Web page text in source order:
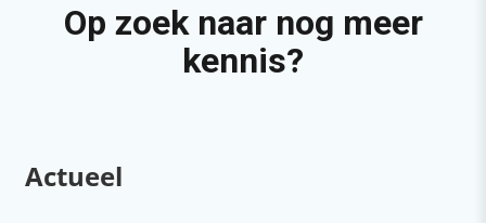
Op zoek naar nog meer
kennis?
Actueel